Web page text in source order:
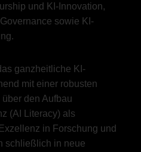
und KI-Innovation,
sowie KI-
ganzheitliche KI-
mit einer robusten
über den Aufbau
(AI Literacy) als
in Forschung und
schließlich in neue